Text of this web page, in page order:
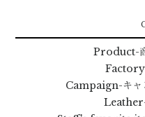
Product-
Factory
Campaign-キャ
Leather